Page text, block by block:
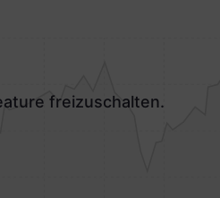
freizuschalten.